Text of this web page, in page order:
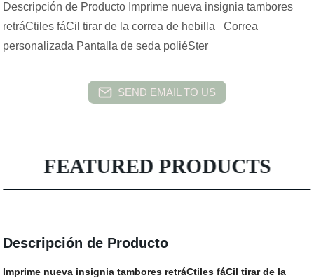
Descripción de Producto Imprime nueva insignia tambores
retráCtiles fáCil tirar de la correa de hebilla Correa
personalizada Pantalla de seda poliéSter
SEND EMAIL TO US
FEATURED PRODUCTS
Descripción de Producto
Imprime nueva insignia tambores retráCtiles fáCil tirar de la